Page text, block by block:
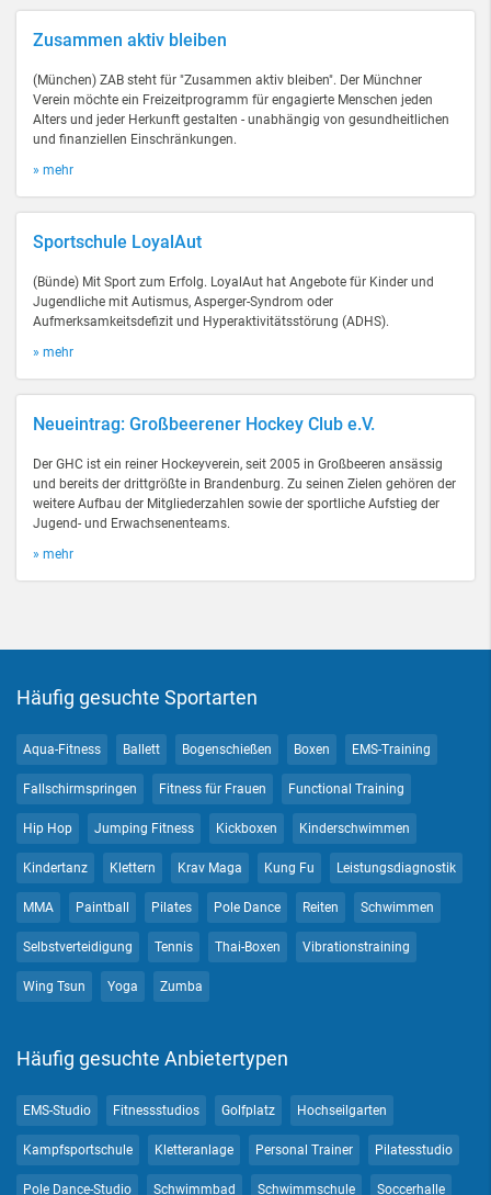
Zusammen aktiv bleiben
(München) ZAB steht für "Zusammen aktiv bleiben". Der Münchner
Verein möchte ein Freizeitprogramm für engagierte Menschen jeden
Alters und jeder Herkunft gestalten - unabhängig von gesundheitlichen
und finanziellen Einschränkungen.
» mehr
Sportschule LoyalAut
(Bünde) Mit Sport zum Erfolg. LoyalAut hat Angebote für Kinder und
Jugendliche mit Autismus, Asperger-Syndrom oder
Aufmerksamkeitsdefizit und Hyperaktivitätsstörung (ADHS).
» mehr
Neueintrag: Großbeerener Hockey Club e.V.
Der GHC ist ein reiner Hockeyverein, seit 2005 in Großbeeren ansässig
und bereits der drittgrößte in Brandenburg. Zu seinen Zielen gehören der
weitere Aufbau der Mitgliederzahlen sowie der sportliche Aufstieg der
Jugend- und Erwachsenenteams.
» mehr
Häufig gesuchte Sportarten
Aqua-Fitness Ballett Bogenschießen Boxen EMS-Training
Fallschirmspringen Fitness für Frauen Functional Training
Hip Hop Jumping Fitness Kickboxen Kinderschwimmen
Kindertanz Klettern Krav Maga Kung Fu Leistungsdiagnostik
MMA Paintball Pilates Pole Dance Reiten Schwimmen
Selbstverteidigung Tennis Thai-Boxen Vibrationstraining
Wing Tsun Yoga Zumba
Häufig gesuchte Anbietertypen
EMS-Studio Fitnessstudios Golfplatz Hochseilgarten
Kampfsportschule Kletteranlage Personal Trainer Pilatesstudio
Pole Dance-Studio Schwimmbad Schwimmschule Soccerhalle